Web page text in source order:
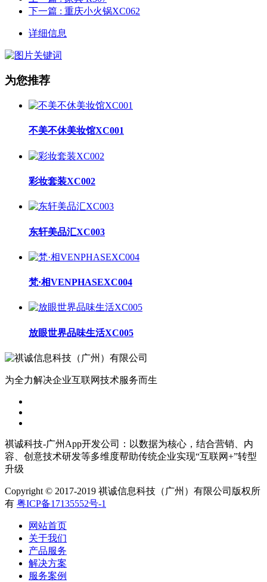
下一篇 : 重庆小火锅XC062
详细信息
为您推荐
不美不休美妆馆XC001
彩妆套装XC002
东轩美品汇XC003
梵·相VENPHASEXC004
放眼世界品味生活XC005
为全力解决企业互联网技术服务而生
祺诚科技-广州App开发公司：以数据为核心，结合营销、内
容、创意技术研发等多维度帮助传统企业实现“互联网+”转型
升级
Copyright © 2017-2019 祺诚信息科技（广州）有限公司版权所
有 粤ICP备17135552号-1
网站首页
关于我们
产品服务
解决方案
服务案例